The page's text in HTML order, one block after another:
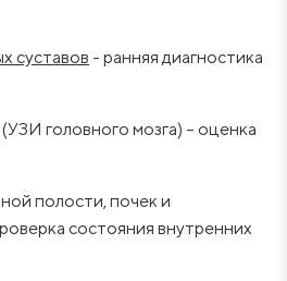
суставов - ранняя диагностика
(УЗИ головного мозга) – оценка
полости, почек и
состояния внутренних